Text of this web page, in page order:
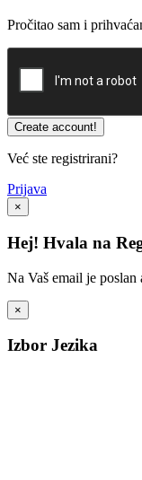
Pročitao sam i
Već ste registrirani?
Prijava
×
Hej! Hvala na
Na Vaš email je
×
Izbor Jezika